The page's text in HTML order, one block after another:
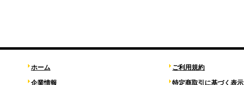
ホーム
企業情報
ご利用規約
特定商取引に基づく表示